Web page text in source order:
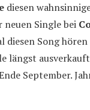
diesen
neuen Single bei
diesen Song
längst
September.